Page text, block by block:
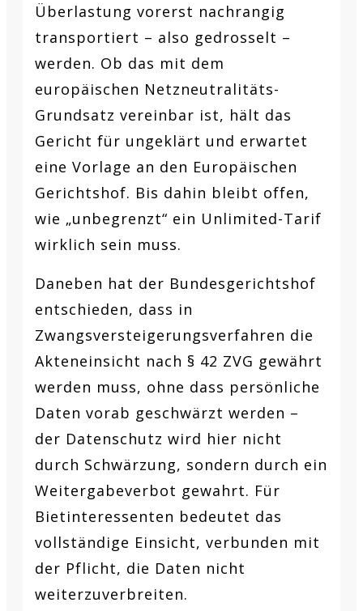
Überlastung vorerst nachrangig
transportiert – also gedrosselt –
werden. Ob das mit dem
europäischen Netzneutralitäts-
Grundsatz vereinbar ist, hält das
Gericht für ungeklärt und erwartet
eine Vorlage an den Europäischen
Gerichtshof. Bis dahin bleibt offen,
wie „unbegrenzt“ ein Unlimited-Tarif
wirklich sein muss.
Daneben hat der Bundesgerichtshof
entschieden, dass in
Zwangsversteigerungsverfahren die
Akteneinsicht nach § 42 ZVG gewährt
werden muss, ohne dass persönliche
Daten vorab geschwärzt werden –
der Datenschutz wird hier nicht
durch Schwärzung, sondern durch ein
Weitergabeverbot gewahrt. Für
Bietinteressenten bedeutet das
vollständige Einsicht, verbunden mit
der Pflicht, die Daten nicht
weiterzuverbreiten.